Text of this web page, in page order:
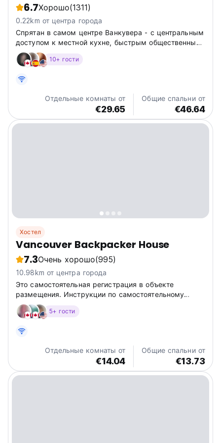
6.7Хорошо(1311)
0.22km от центра города
Спрятан в самом центре Ванкувера - с центральным
доступом к местной кухне, быстрым общественным
транспортом, магазинами и развлечениями. В
нескольких минутах ходьбы от Гранвилля, Гастауна
10+ гости
Отдельные комнаты от
€29.65
Общие спальни от
€46.64
Хостел
Vancouver Backpacker House
7.3Очень хорошо(995)
10.98km от центра города
Это самостоятельная регистрация в объекте
размещения. Инструкции по самостоятельному
заселению будут отправлены вам после оплаты и
предоставления удостоверения личности.
5+ гости
Отдельные комнаты от
€14.04
Общие спальни от
€13.73